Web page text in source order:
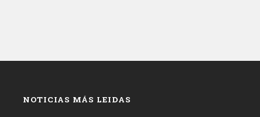
NOTICIAS MÁS LEIDAS